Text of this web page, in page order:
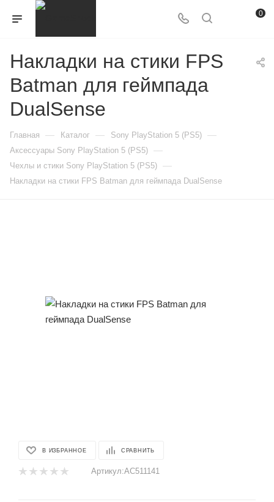
0
Накладки на стики FPS
Batman для геймпада
DualSense
Главная — Каталог — Sony PlayStation 5 (PS5) —
Аксессуары Sony PlayStation 5 (PS5) —
Чехлы и стики Sony PlayStation 5 (PS5) —
Накладки на стики FPS Batman для геймпада DualSense
В ИЗБРАННОЕ СРАВНИТЬ
Артикул:AC511141